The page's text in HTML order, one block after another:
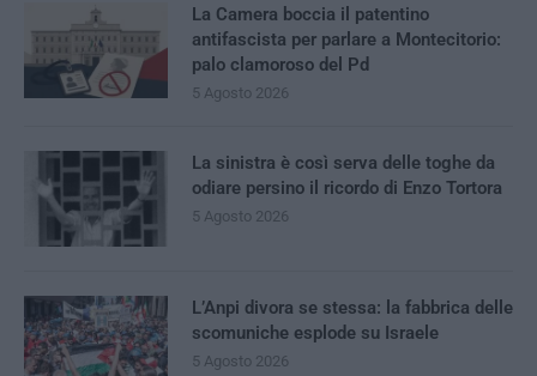
La Camera boccia il patentino
antifascista per parlare a Montecitorio:
palo clamoroso del Pd
5 Agosto 2026
La sinistra è così serva delle toghe da
odiare persino il ricordo di Enzo Tortora
5 Agosto 2026
L’Anpi divora se stessa: la fabbrica delle
scomuniche esplode su Israele
5 Agosto 2026